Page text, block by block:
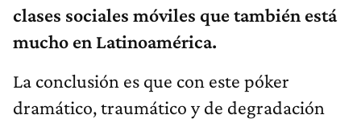
clases sociales móviles que también está
mucho en Latinoamérica.
La conclusión es que con este póker
dramático, traumático y de degradación